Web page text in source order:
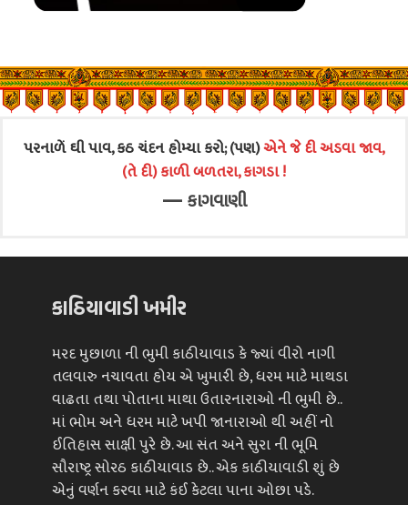
પરનાળેં ઘી પાવ, કઠ ચંદન હોમ્યા કરો; (પણ)એને જે દી અડવા જાવ,
(તે દી) કાળી બળતરા, કાગડા !
—કાગવાણી
કાઠિયાવાડી ખમીર
મરદ મુછાળા ની ભુમી કાઠીયાવાડ કે જ્યાં વીરો નાગી
તલવારુ નચાવતા હોય એ ખુમારી છે, ધરમ માટે માથડા
વાઢતા તથા પોતાના માથા ઉતારનારાઓ ની ભુમી છે..
માં ભોમ અને ધરમ માટે ખપી જાનારાઓ થી અહીં નો
ઈતિહાસ સાક્ષી પુરે છે. આ સંત અને સુરા ની ભૂમિ
સૌરાષ્ટ્ર સોરઠ કાઠીયાવાડ છે.. એક કાઠીયાવાડી શું છે
એનું વર્ણન કરવા માટે કંઈ કેટલા પાના ઓછા પડે.